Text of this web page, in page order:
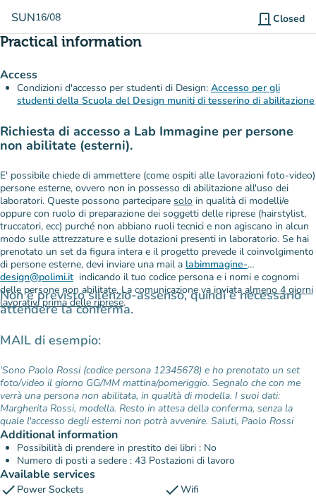
SUN16/08 door_front Closed
Practical information
Access
Condizioni d'accesso per studenti di Design: Accesso per gli
studenti della Scuola del Design muniti di tesserino di abilitazione
Richiesta di accesso a Lab Immagine per persone
non abilitate (esterni).
E' possibile chiede di ammettere (come ospiti alle lavorazioni foto-video)
persone esterne, ovvero non in possesso di abilitazione all'uso dei
laboratori. Queste possono partecipare solo in qualità di modelli/e
oppure con ruolo di preparazione dei soggetti delle riprese (hairstylist,
truccatori, ecc) purché non abbiano ruoli tecnici e non agiscano in alcun
modo sulle attrezzature e sulle dotazioni presenti in laboratorio. Se hai
prenotato un set da figura intera e il progetto prevede il coinvolgimento
di persone esterne, devi inviare una mail a labimmagine-
design@polimi.itindicando il tuo codice persona e i nomi e cognomi
delle persone non abilitate. La comunicazione va inviataalmeno 4 giorni
lavorativi prima delle riprese.
Non è previsto silenzio-assenso, quindi è necessario
attendere la conferma.
MAIL di esempio:
‘Sono Paolo Rossi (codice persona 12345678) e ho prenotato un set
foto/video il giorno GG/MM mattina/pomeriggio. Segnalo che con me
verrà una persona non abilitata, in qualità di modella. I suoi dati:
Margherita Rossi, modella. Resto in attesa della conferma, senza la
quale l'accesso degli esterni non potrà avvenire. Saluti, Paolo Rossi
Additional information
Possibilità di prendere in prestito dei libri : No
Numero di posti a sedere : 43 Postazioni di lavoro
Available services
check Power Sockets checkWifi